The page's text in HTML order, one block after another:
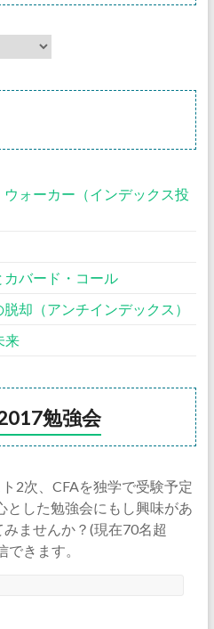
ォーカー（インデックス投
バード・コール
却（アンチインデックス）
来
勉強会
2次、CFAを独学で受験予定
とした勉強会にもし興味があ
ませんか？(現在70名超
きます。